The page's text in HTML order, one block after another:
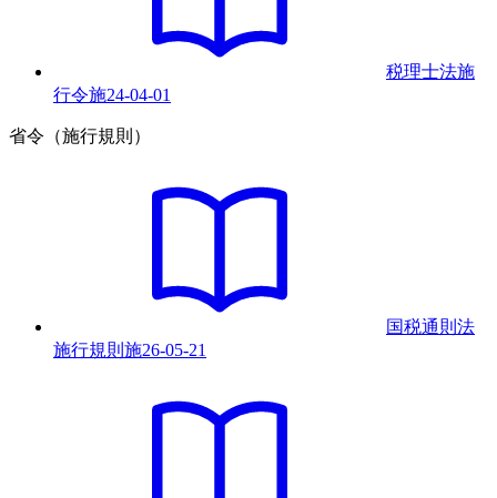
税理士法施
行令施24-04-01
省令（施行規則）
国税通則法
施行規則 施26-05-21